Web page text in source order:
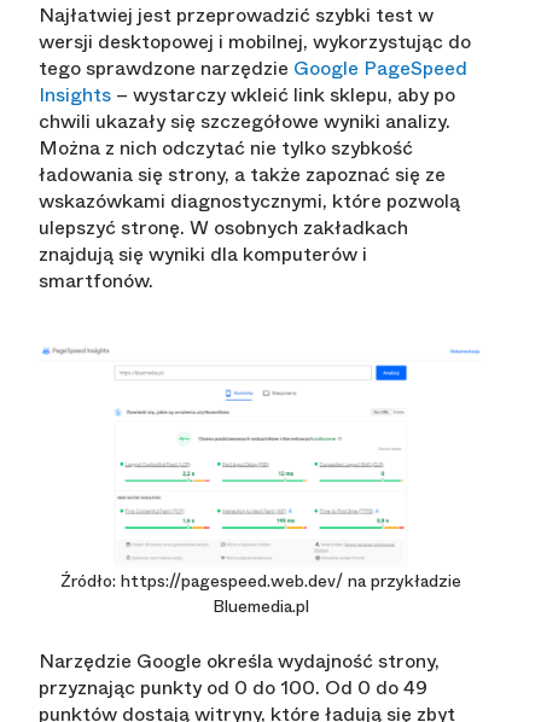
Najłatwiej jest przeprowadzić szybki test w
wersji desktopowej i mobilnej, wykorzystując do
tego sprawdzone narzędzie Google PageSpeed
Insights – wystarczy wkleić link sklepu, aby po
chwili ukazały się szczegółowe wyniki analizy.
Można z nich odczytać nie tylko szybkość
ładowania się strony, a także zapoznać się ze
wskazówkami diagnostycznymi, które pozwolą
ulepszyć stronę. W osobnych zakładkach
znajdują się wyniki dla komputerów i
smartfonów.
Źródło: https://pagespeed.web.dev/ na przykładzie
Bluemedia.pl
Narzędzie Google określa wydajność strony,
przyznając punkty od 0 do 100. Od 0 do 49
punktów dostają witryny, które ładują się zbyt